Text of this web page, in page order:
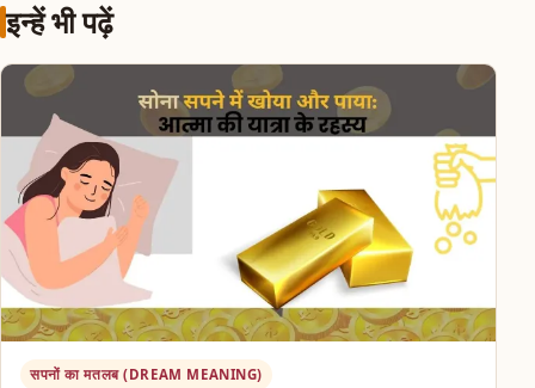
इन्हें भी पढ़ें
सपनों का मतलब (DREAM MEANING)